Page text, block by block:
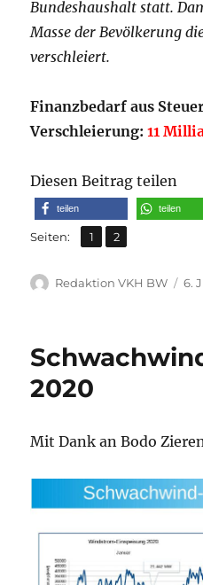
Bundeshaushalt statt.
Masse der Bevölkerung
verschleiert.
Finanzbedarf aus
Verschleierung:11
Diesen Beitrag teilen
teilen teilen
Seiten: Seite
1 ,
Seite
2
Autor
Redaktion VKH BW 6.
2020
Mit Dank an Bodo